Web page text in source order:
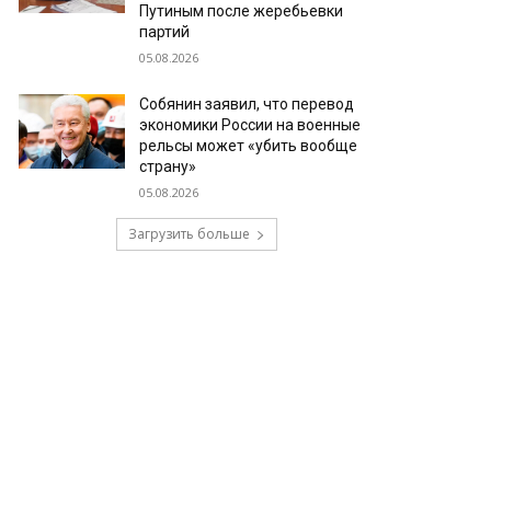
Путиным после жеребьевки
партий
05.08.2026
Собянин заявил, что перевод
экономики России на военные
рельсы может «убить вообще
страну»
05.08.2026
Загрузить больше